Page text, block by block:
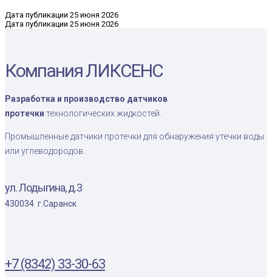
Дата публикации 25 июня 2026
Дата публикации 25 июня 2026
Компания ЛИКСЕНС
Разработка и производство датчиков
протечки технологических жидкостей.
Промышленные датчики протечки для обнаружения утечки воды
или углеводородов.
ул. Лодыгина, д.3
430034 г.Саранск
+7 (8342) 33-30-63